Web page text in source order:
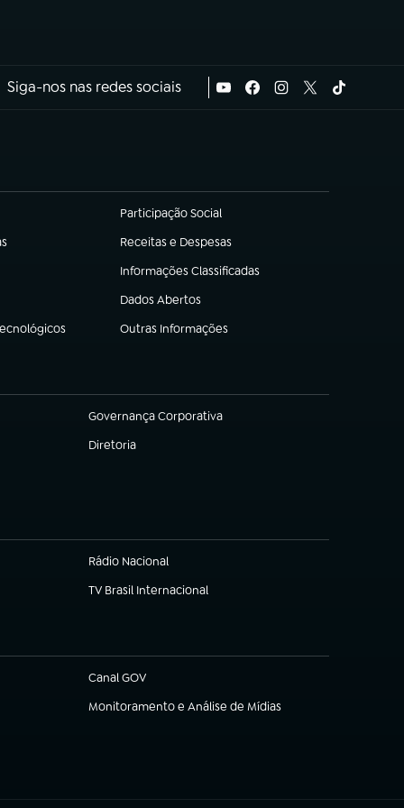
Siga-nos nas redes sociais
Participação Social
(abre em nova aba)
Receitas e Despesas
(abre em nova aba)
Informações Classificadas
(abre em nova aba)
Dados Abertos
(abre em nova aba)
Outras Informações
(abre em nova aba)
Governança Corporativa
(abre em nova aba)
Diretoria
(abre em nova aba)
Rádio Nacional
(abre em nova aba)
TV Brasil Internacional
(abre em nova aba)
Canal GOV
(abre em nova aba)
Monitoramento e Análise de Mídias
(abre em nova aba)